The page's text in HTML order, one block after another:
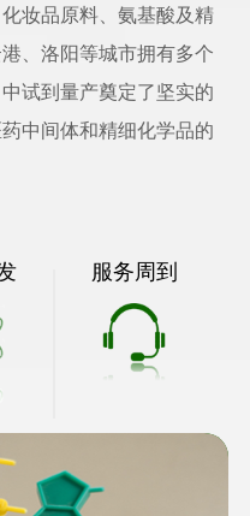
妆品原料、氨基酸及精
、洛阳等城市拥有多个
试到量产奠定了坚实的
中间体和精细化学品的
服务周到